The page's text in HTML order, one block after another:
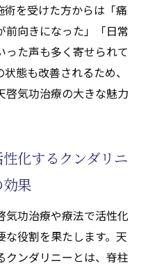
術を受けた方からは「痛
前向きになった」「日常
った声も多く寄せられて
態も改善されるため、
啓気功治療の大きな魅力
化するクンダリニ
果
気功治療や療法で活性化
役割を果たします。天
クンダリニーとは、脊柱